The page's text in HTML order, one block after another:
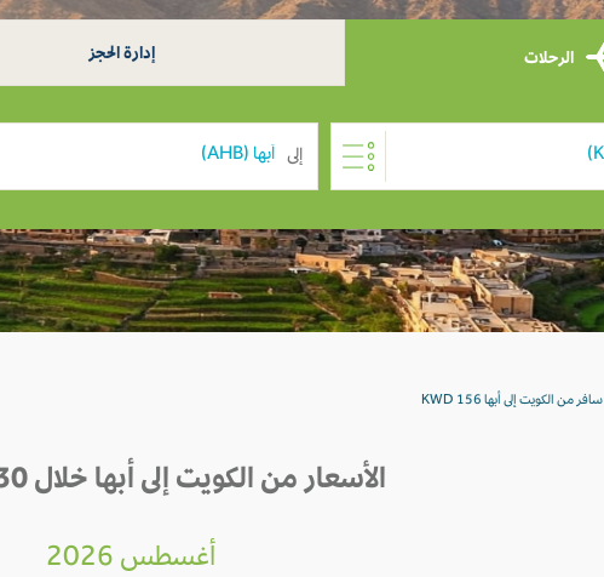
الرحلات إدارة الحجز
إلى
سافر من الكويت إلى أبها KWD 156
الأسعار من الكويت إلى أبها خلال 30 يوم القادمة
أغسطس 2026